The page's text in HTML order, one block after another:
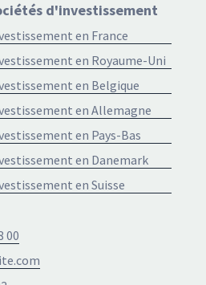
d'investissement
en France
en Royaume-Uni
en Belgique
en Allemagne
en Pays-Bas
en Danemark
en Suisse
00